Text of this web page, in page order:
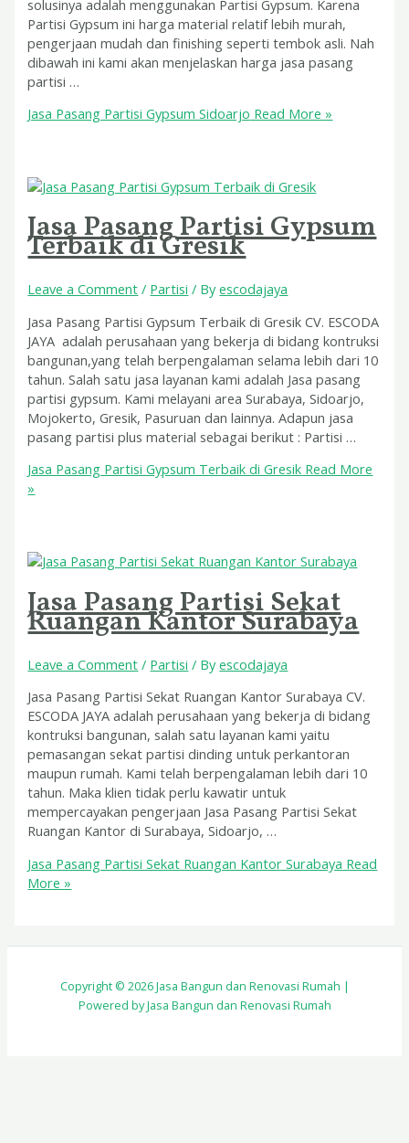
solusinya adalah menggunakan Partisi Gypsum. Karena
Partisi Gypsum ini harga material relatif lebih murah,
pengerjaan mudah dan finishing seperti tembok asli. Nah
dibawah ini kami akan menjelaskan harga jasa pasang
partisi …
Jasa Pasang Partisi Gypsum Sidoarjo Read More »
Jasa Pasang Partisi Gypsum
Terbaik di Gresik
Leave a Comment / Partisi / Byescodajaya
Jasa Pasang Partisi Gypsum Terbaik di Gresik CV. ESCODA
JAYA adalah perusahaan yang bekerja di bidang kontruksi
bangunan,yang telah berpengalaman selama lebih dari 10
tahun. Salah satu jasa layanan kami adalah Jasa pasang
partisi gypsum. Kami melayani area Surabaya, Sidoarjo,
Mojokerto, Gresik, Pasuruan dan lainnya. Adapun jasa
pasang partisi plus material sebagai berikut : Partisi …
Jasa Pasang Partisi Gypsum Terbaik di Gresik Read More
»
Jasa Pasang Partisi Sekat
Ruangan Kantor Surabaya
Leave a Comment / Partisi / Byescodajaya
Jasa Pasang Partisi Sekat Ruangan Kantor Surabaya CV.
ESCODA JAYA adalah perusahaan yang bekerja di bidang
kontruksi bangunan, salah satu layanan kami yaitu
pemasangan sekat partisi dinding untuk perkantoran
maupun rumah. Kami telah berpengalaman lebih dari 10
tahun. Maka klien tidak perlu kawatir untuk
mempercayakan pengerjaan Jasa Pasang Partisi Sekat
Ruangan Kantor di Surabaya, Sidoarjo, …
Jasa Pasang Partisi Sekat Ruangan Kantor Surabaya Read
More »
Copyright © 2026 Jasa Bangun dan Renovasi Rumah |
Powered by Jasa Bangun dan Renovasi Rumah